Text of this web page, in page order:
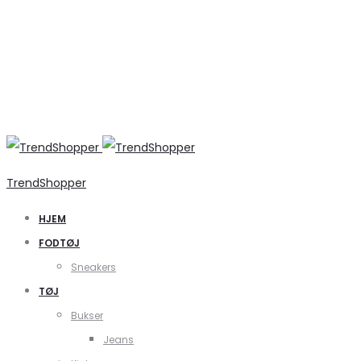
TrendShopper
HJEM
FODTØJ
Sneakers
TØJ
Bukser
Jeans